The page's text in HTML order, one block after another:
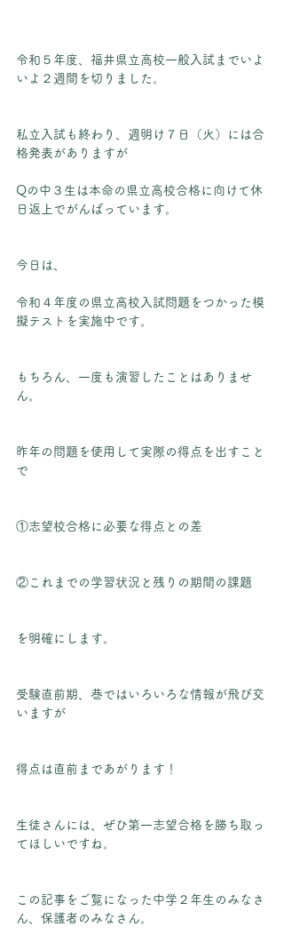
令和５年度、福井県立高校一般入試までいよ
いよ２週間を切りました。
私立入試も終わり、週明け７日（火）には合
格発表がありますが
Qの中３生は本命の県立高校合格に向けて休
日返上でがんばっています。
今日は、
令和４年度の県立高校入試問題をつかった模
擬テストを実施中です。
もちろん、一度も演習したことはありませ
ん。
昨年の問題を使用して実際の得点を出すこと
で
①志望校合格に必要な得点との差
②これまでの学習状況と残りの期間の課題
を明確にします。
受験直前期、巷ではいろいろな情報が飛び交
いますが
得点は直前まであがります！
生徒さんには、ぜひ第一志望合格を勝ち取っ
てほしいですね。
この記事をご覧になった中学２年生のみなさ
ん、保護者のみなさん。